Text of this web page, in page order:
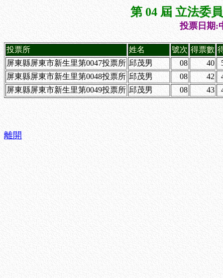
第 04 屆 立法委
投票日期:
投票所 姓名 號次 得票數
屏東縣屏東市新生里第0047投票所 邱茂男 08 40
屏東縣屏東市新生里第0048投票所 邱茂男 08 42
屏東縣屏東市新生里第0049投票所 邱茂男 08 43
離開